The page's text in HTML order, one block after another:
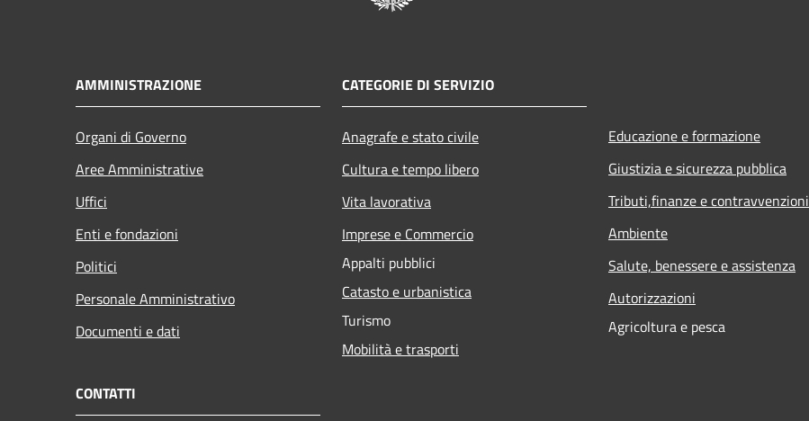
AMMINISTRAZIONE
Organi di Governo
Aree Amministrative
Uffici
Enti e fondazioni
Politici
Personale Amministrativo
Documenti e dati
CATEGORIE DI SERVIZIO
Anagrafe e stato civile
Cultura e tempo libero
Vita lavorativa
Imprese e Commercio
Appalti pubblici
Catasto e urbanistica
Turismo
Mobilità e trasporti
Educazione e formazione
Giustizia e sicurezza pubblica
Tributi,finanze e contravvenzioni
Ambiente
Salute, benessere e assistenza
Autorizzazioni
Agricoltura e pesca
CONTATTI